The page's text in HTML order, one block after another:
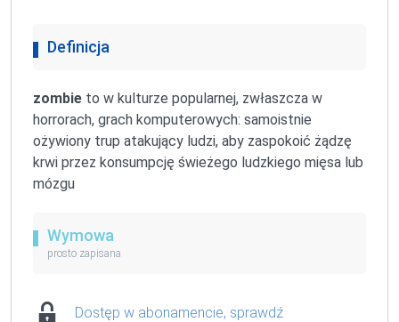
Definicja
zombie to w kulturze popularnej, zwłaszcza w
horrorach, grach komputerowych: samoistnie
ożywiony trup atakujący ludzi, aby zaspokoić żądzę
krwi przez konsumpcję świeżego ludzkiego mięsa lub
mózgu
Wymowa
prosto zapisana
Dostęp w abonamencie, sprawdź